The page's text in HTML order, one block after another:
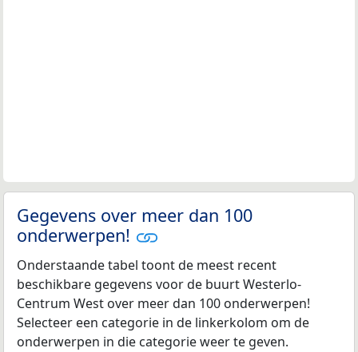
Gegevens over meer dan 100
onderwerpen!
Onderstaande tabel toont de meest recent
beschikbare gegevens voor de buurt Westerlo-
Centrum West over meer dan 100 onderwerpen!
Selecteer een categorie in de linkerkolom om de
onderwerpen in die categorie weer te geven.